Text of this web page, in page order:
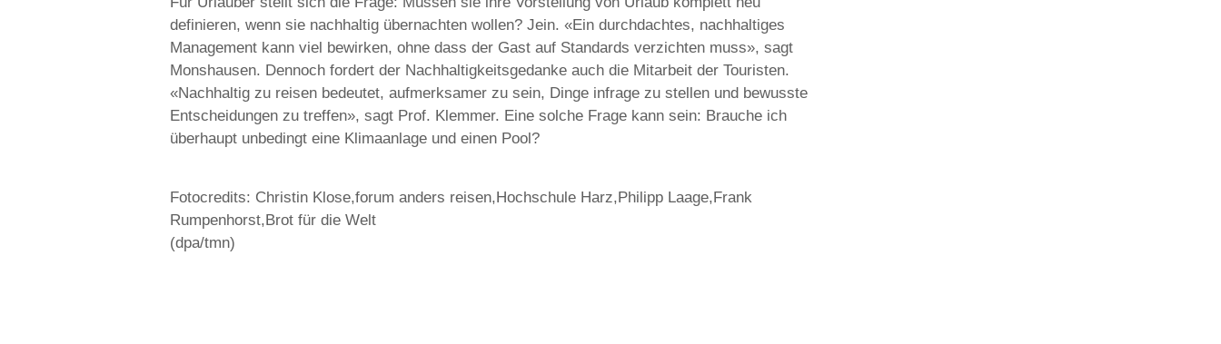
definieren, wenn sie nachhaltig übernachten wollen? Jein. «Ein durchdachtes, nachhaltiges
Management kann viel bewirken, ohne dass der Gast auf Standards verzichten muss», sagt
Monshausen. Dennoch fordert der Nachhaltigkeitsgedanke auch die Mitarbeit der Touristen.
«Nachhaltig zu reisen bedeutet, aufmerksamer zu sein, Dinge infrage zu stellen und bewusste
Entscheidungen zu treffen», sagt Prof. Klemmer. Eine solche Frage kann sein: Brauche ich
überhaupt unbedingt eine Klimaanlage und einen Pool?
Fotocredits: Christin Klose,forum anders reisen,Hochschule Harz,Philipp Laage,Frank
Rumpenhorst,Brot für die Welt
(dpa/tmn)